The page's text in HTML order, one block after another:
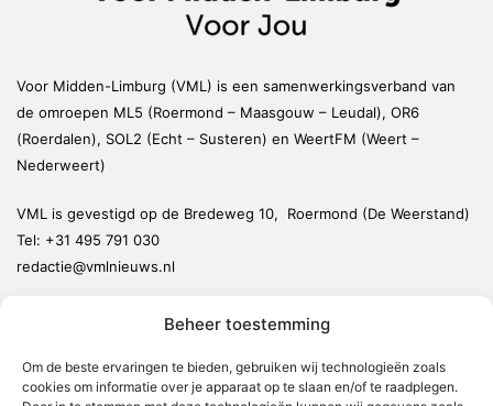
Beheer toestemming
Om de beste ervaringen te bieden, gebruiken wij technologieën zoals
cookies om informatie over je apparaat op te slaan en/of te raadplegen.
Voor Midden-Limburg (VML) is een samenwerkingsverband van
de omroepen ML5 (Roermond – Maasgouw – Leudal), OR6
(Roerdalen), SOL2 (Echt – Susteren) en WeertFM (Weert –
Nederweert)
VML is gevestigd op de Bredeweg 10, Roermond (De Weerstand)
Tel: +31 495 791 030
redactie@vmlnieuws.nl
Leudal